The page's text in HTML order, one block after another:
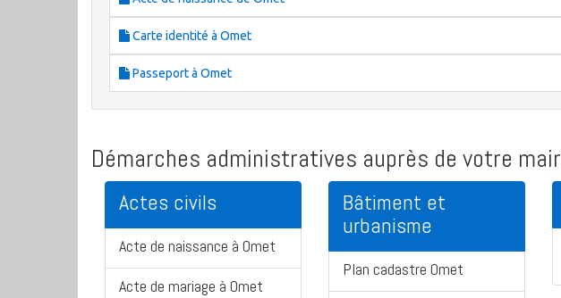
Carte identité à Omet
Passeport à Omet
Démarches administratives auprès de votre
Actes civils
Acte de naissance à Omet
Acte de mariage à Omet
Bâtiment et
urbanisme
Plan cadastre Omet